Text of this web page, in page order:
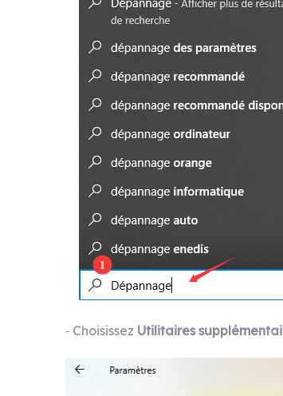
- Choisissez Utilitaires